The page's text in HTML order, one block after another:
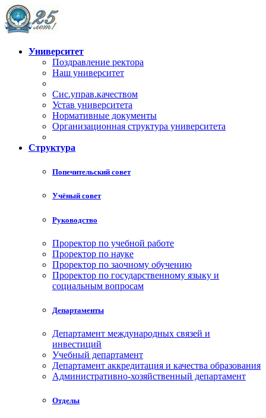
Университет
Поздравление ректора
Наш университет
Сис.управ.качеством
Устав университета
Нормативные документы
Организационная структура университета
Структура
Попечительский совет
Учёный совет
Руководство
Проректор по учебной работе
Проректор по науке
Проректор по заочному обучению
Проректор по государственному языку и
социальным вопросам
Департаменты
Департамент международных связей и
инвестиций
Учебный департамент
Департамент аккредитация и качества образования
Административно-хозяйственный департамент
Отделы